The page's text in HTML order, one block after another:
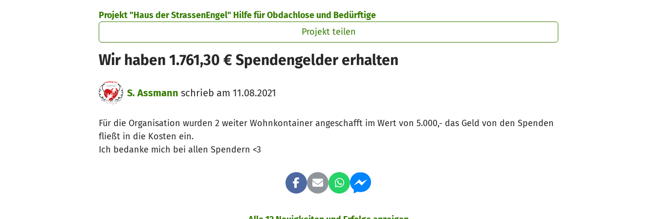
Projekt "Haus der StrassenEngel" Hilfe für Obdachlose und Bedürftige
Projekt teilen
Wir haben 1.761,30 € Spendengelder erhalten
S. Assmann schrieb am 11.08.2021
Für die Organisation wurden 2 weiter Wohnkontainer angeschafft im Wert von 5.000,- das Geld von den Spenden
fließt in die Kosten ein.
Ich bedanke mich bei allen Spendern <3